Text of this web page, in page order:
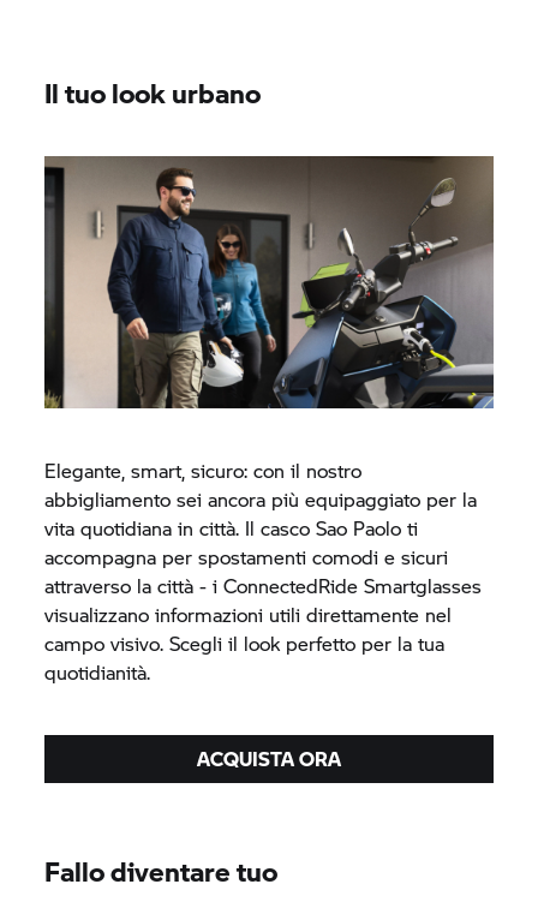
Il tuo look urbano
Elegante, smart, sicuro: con il nostro
abbigliamento sei ancora più equipaggiato per la
vita quotidiana in città. Il casco Sao Paolo ti
accompagna per spostamenti comodi e sicuri
attraverso la città - i ConnectedRide Smartglasses
visualizzano informazioni utili direttamente nel
campo visivo. Scegli il look perfetto per la tua
quotidianità.
ACQUISTA ORA
Fallo diventare tuo